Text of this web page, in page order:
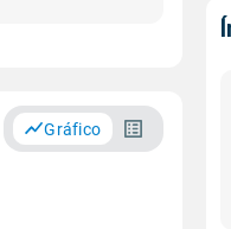
Gráfico